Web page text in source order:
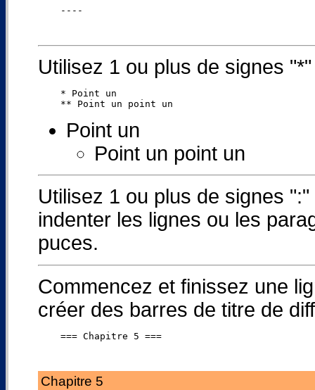
Utilisez 1 ou plus de signes
    * Point un
Point un
Point un point un
Utilisez 1 ou plus de signes
indenter les lignes ou les
puces.
Commencez et finissez une
créer des barres de titre de
Chapitre 5